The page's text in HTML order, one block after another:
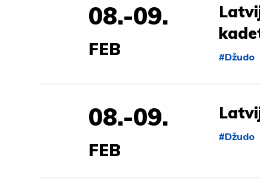
08.-09.
FEB #Džudo
08.-09.
FEB
#Džudo